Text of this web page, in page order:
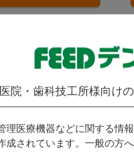
院・歯科技工所様向け
理医療機器などに関する情
成されています。一般の方